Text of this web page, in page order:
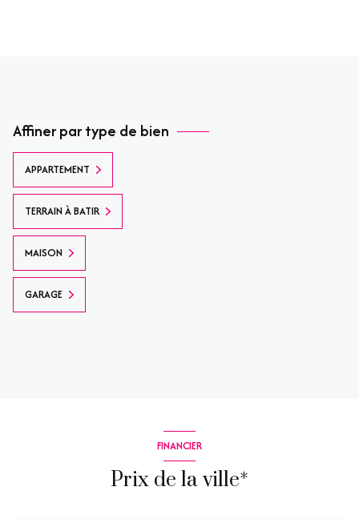
Affiner par type de bien
APPARTEMENT
TERRAIN À BATIR
MAISON
GARAGE
FINANCIER
Prix de la ville*